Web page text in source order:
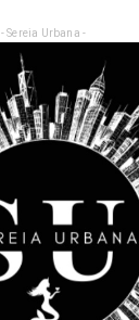
- Sereia Urbana -